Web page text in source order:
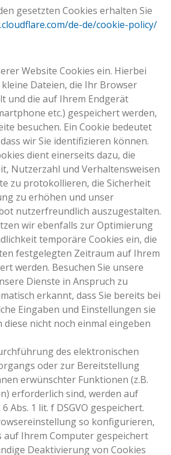
gesetzten Cookies erhalten Sie
de-de/cookie-policy/
Website Cookies ein. Hierbei
Dateien, die Ihr Browser
und die auf Ihrem Endgerät
etc.) gespeichert werden,
besuchen. Ein Cookie bedeutet
wir Sie identifizieren können.
dient einerseits dazu, die
Nutzerzahl und Verhaltensweisen
zu protokollieren, die Sicherheit
zu erhöhen und unser
nutzerfreundlich auszugestalten.
wir ebenfalls zur Optimierung
temporäre Cookies ein, die
festgelegten Zeitraum auf Ihrem
werden. Besuchen Sie unsere
Dienste in Anspruch zu
erkannt, dass Sie bereits bei
Eingaben und Einstellungen sie
nicht noch einmal eingeben
des elektronischen
oder zur Bereitstellung
erwünschter Funktionen (z.B.
erforderlich sind, werden auf
Abs. 1 lit. f DSGVO gespeichert.
so konfigurieren,
auf Ihrem Computer gespeichert
Deaktivierung von Cookies